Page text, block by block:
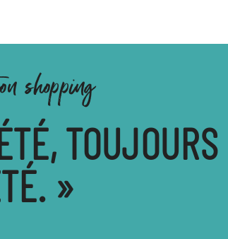
shopping
TOUJOURS
»